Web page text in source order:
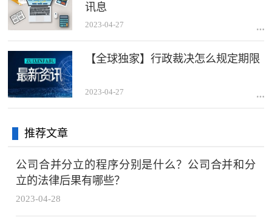
讯息
2023-04-27
【全球独家】行政裁决怎么规定期限
2023-04-27
推荐文章
公司合并分立的程序分别是什么？公司合并和分
立的法律后果有哪些？
2023-04-28